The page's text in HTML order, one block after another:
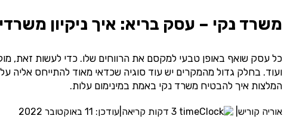
משרד נקי – עסק בריא: איך ניקיון
כל עסק שואף באופן טבעי למקסם את הרווחים שלו. כדי לעשות זאת,
ועוד. בחלק גדול מהמקרים יש עוד סוגיה שכדאי מאוד להתייחס אליה
המלצות איך להבטיח משרד נקי באמת במינימום עלות.
אוריה קוריש עודכן: 11 באוקטובר 2022